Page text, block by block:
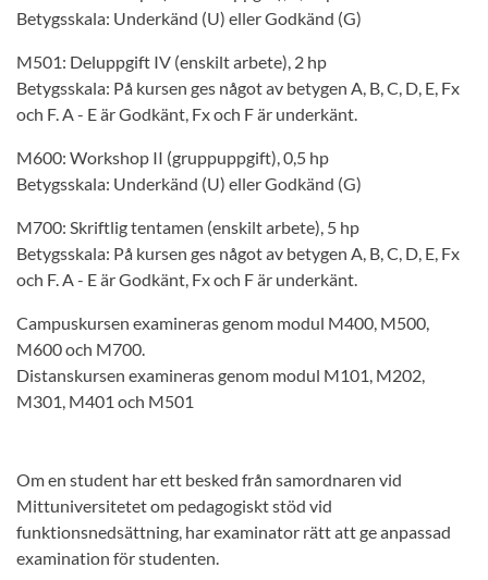
Betygsskala: Underkänd (U) eller Godkänd (G)
M501: Deluppgift IV (enskilt arbete), 2 hp
Betygsskala: På kursen ges något av betygen A, B, C, D, E, Fx
och F. A - E är Godkänt, Fx och F är underkänt.
M600: Workshop II (gruppuppgift), 0,5 hp
Betygsskala: Underkänd (U) eller Godkänd (G)
M700: Skriftlig tentamen (enskilt arbete), 5 hp
Betygsskala: På kursen ges något av betygen A, B, C, D, E, Fx
och F. A - E är Godkänt, Fx och F är underkänt.
Campuskursen examineras genom modul M400, M500,
M600 och M700.
Distanskursen examineras genom modul M101, M202,
M301, M401 och M501
Om en student har ett besked från samordnaren vid
Mittuniversitetet om pedagogiskt stöd vid
funktionsnedsättning, har examinator rätt att ge anpassad
examination för studenten.